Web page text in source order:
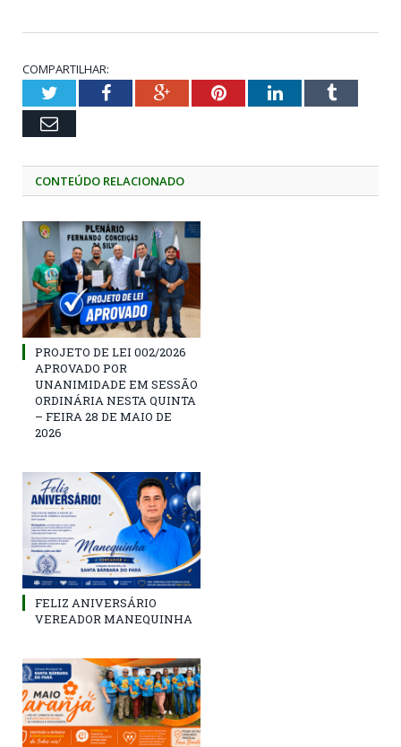
COMPARTILHAR:
TwitterFacebookGoogle+PinterestLinkedInTumblr
Email
CONTEÚDO RELACIONADO
PROJETO DE LEI 002/2026
APROVADO POR
UNANIMIDADE EM SESSÃO
ORDINÁRIA NESTA QUINTA
– FEIRA 28 DE MAIO DE
2026
FELIZ ANIVERSÁRIO
VEREADOR MANEQUINHA